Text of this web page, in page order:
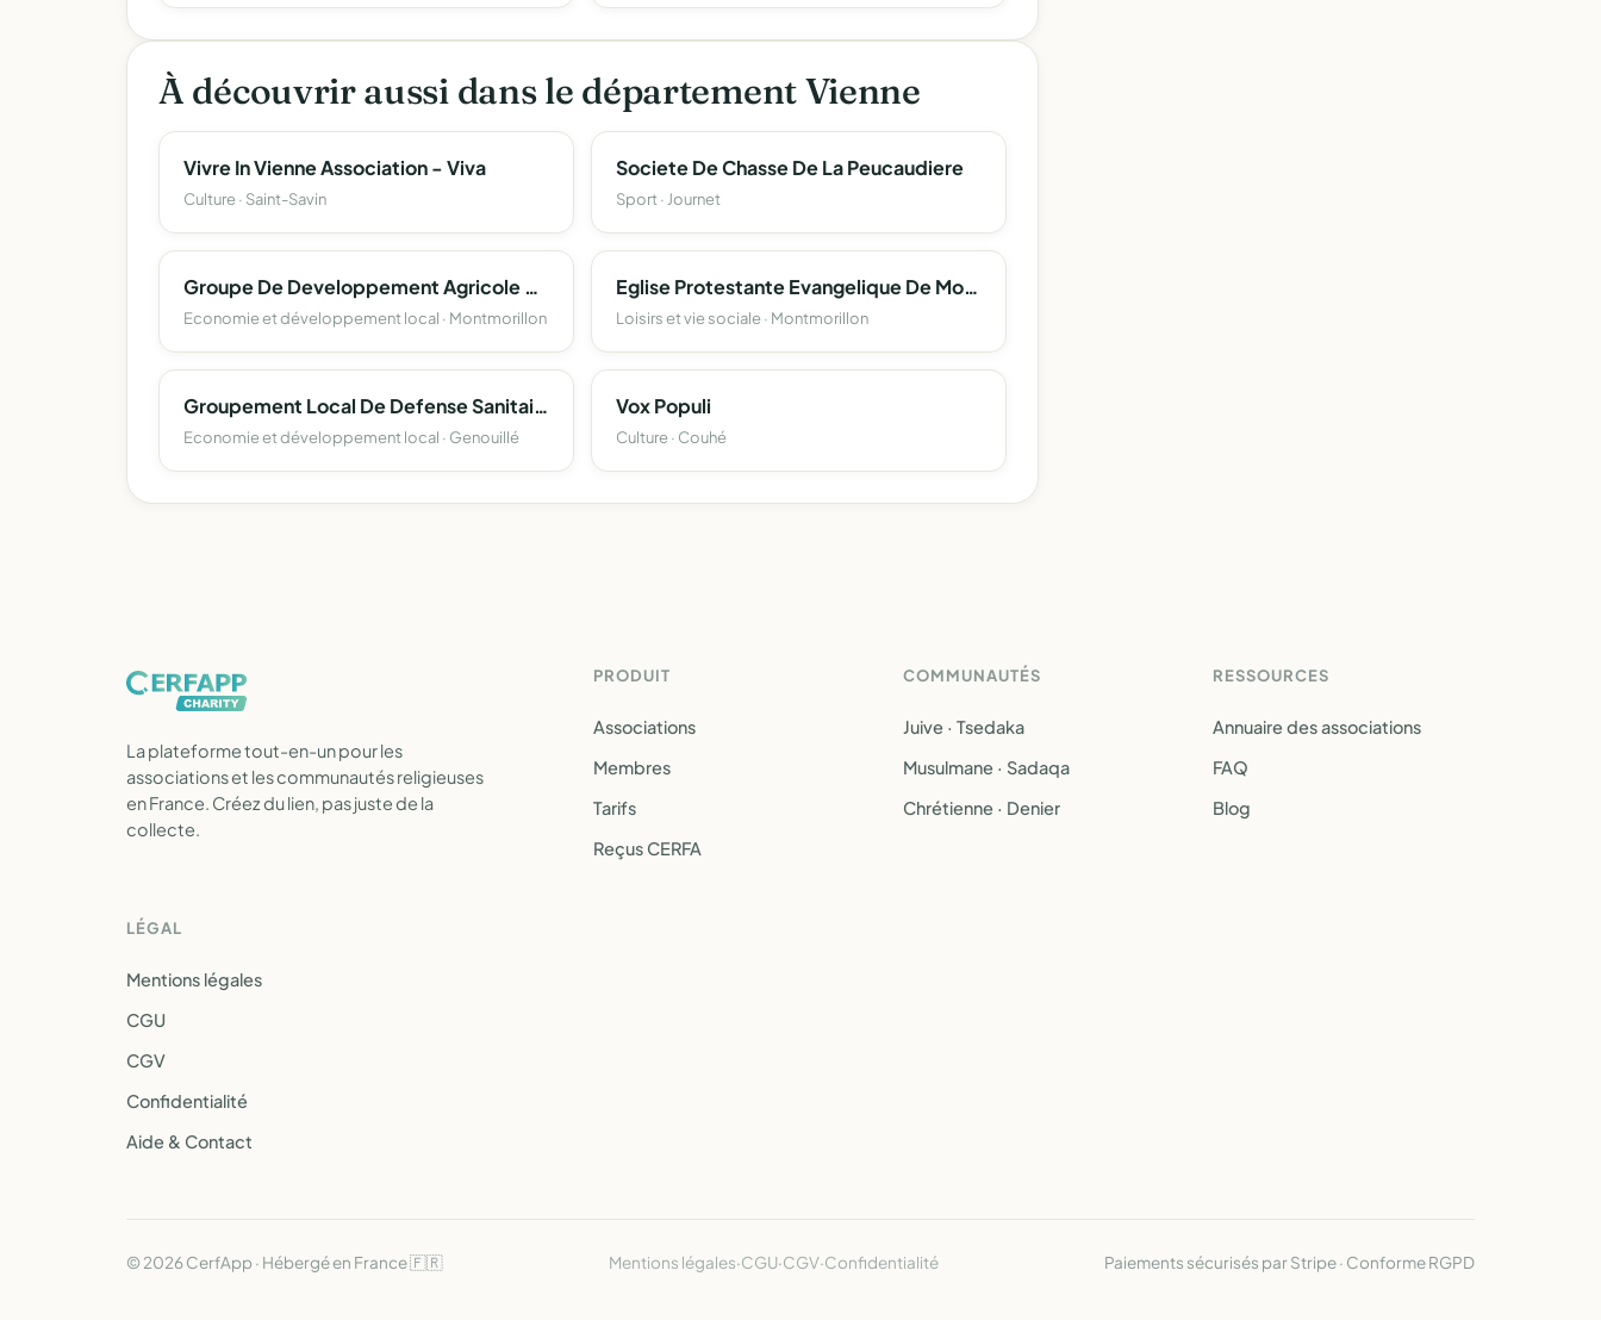
À découvrir aussi dans le département Vienne
Vivre In Vienne Association - Viva
Culture · Saint-Savin
Societe De Chasse De La Peucaudiere
Sport · Journet
Groupe De Developpement Agricole D'availles-Liouzine - Gda
Economie et développement local · Montmorillon
Eglise Protestante Evangelique De Montmorillon
Loisirs et vie sociale · Montmorillon
Groupement Local De Defense Sanitaire Du Betail De Genouille
Economie et développement local · Genouillé
Vox Populi
Culture · Couhé
La plateforme tout-en-un pour les
associations et les communautés religieuses
en France. Créez du lien, pas juste de la
collecte.
PRODUIT
Associations
Membres
Tarifs
Reçus CERFA
COMMUNAUTÉS
Juive · Tsedaka
Musulmane · Sadaqa
Chrétienne · Denier
RESSOURCES
Annuaire des associations
FAQ
Blog
LÉGAL
Mentions légales
CGU
CGV
Confidentialité
Aide & Contact
© 2026 CerfApp · Hébergé en France 🇫🇷 Mentions légales·CGU·CGV·Confidentialité Paiements sécurisés par Stripe · Conforme RGPD